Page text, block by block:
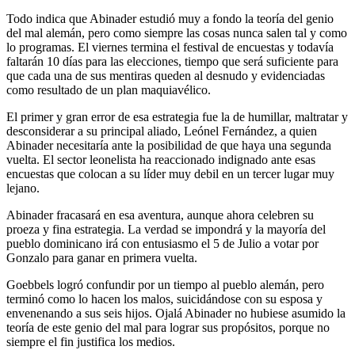
Todo indica que Abinader estudió muy a fondo la teoría del genio
del mal alemán, pero como siempre las cosas nunca salen tal y como
lo programas. El viernes termina el festival de encuestas y todavía
faltarán 10 días para las elecciones, tiempo que será suficiente para
que cada una de sus mentiras queden al desnudo y evidenciadas
como resultado de un plan maquiavélico.
El primer y gran error de esa estrategia fue la de humillar, maltratar y
desconsiderar a su principal aliado, Leónel Fernández, a quien
Abinader necesitaría ante la posibilidad de que haya una segunda
vuelta. El sector leonelista ha reaccionado indignado ante esas
encuestas que colocan a su líder muy debil en un tercer lugar muy
lejano.
Abinader fracasará en esa aventura, aunque ahora celebren su
proeza y fina estrategia. La verdad se impondrá y la mayoría del
pueblo dominicano irá con entusiasmo el 5 de Julio a votar por
Gonzalo para ganar en primera vuelta.
Goebbels logró confundir por un tiempo al pueblo alemán, pero
terminó como lo hacen los malos, suicidándose con su esposa y
envenenando a sus seis hijos. Ojalá Abinader no hubiese asumido la
teoría de este genio del mal para lograr sus propósitos, porque no
siempre el fin justifica los medios.